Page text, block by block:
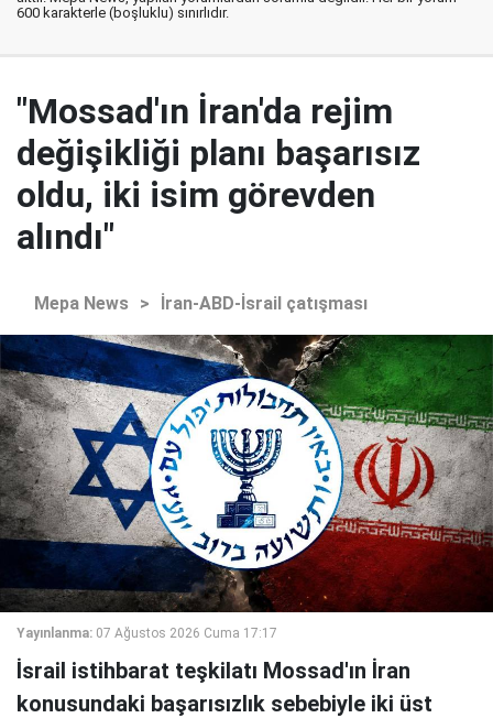
600 karakterle (boşluklu) sınırlıdır.
"Mossad'ın İran'da rejim
değişikliği planı başarısız
oldu, iki isim görevden
alındı"
Mepa News > İran-ABD-İsrail çatışması
Yayınlanma: 07 Ağustos 2026 Cuma 17:17
İsrail istihbarat teşkilatı Mossad'ın İran
konusundaki başarısızlık sebebiyle iki üst